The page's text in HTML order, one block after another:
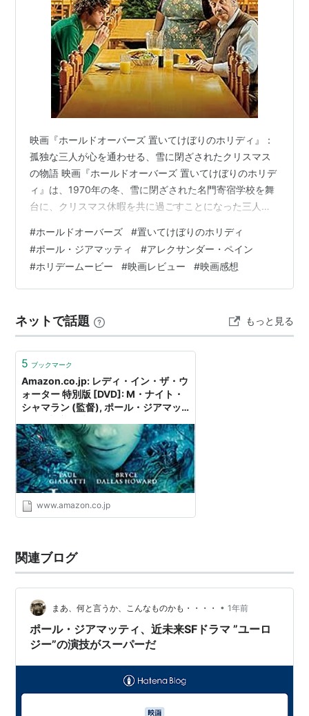
コングレス未来学会議（2013） 出演
パークランド ケネディ暗殺、真実の4日間（2013）
出演
ウォルト・ディズニーの約束（2013） 出演
ロック・オブ・エイジズ （2012） 出演
コズモポリス（2012） 出演
スーパー・チューズデー 〜正義を売った日〜
（2011） 出演
ハングオーバー!! 史上最悪の二日酔い、国境を越える
（2011） 出演
終着駅 トルストイ最後の旅 （2009） 出演
デュプリシティ 〜スパイは、スパイに嘘をつく〜
私がクマにキレた理由
（わけ）（2007） 出演
シューテム・アップ（2007） 出演
（2006） 出演
レディ・イン・ザ・ウォーター（2006） 出演
アントブリー（2006）※声の出演
シンデレラマン
ロボッツ（2005） 出演
サイドウェイ（2004） 出演
アメリカン・スプレンダー（2003） 出演
コンフィデンス（2003） 出演
ペイチェック 消された記憶（2003） 出演
ビッグ・ライアー
ストーリーテリング（2001） 出演
PLANET OF THE APES 猿の惑星
デュエット
（2000） 出演
ビッグ・ママス・ハウス（2000） 出演
マン・オン・ザ・ムーン（1999） 出演
[[トゥルーマン・ショー（1998） 出演
映画『ホールドオーバーズ 置いてけぼりのホリディ』：
孤独な三人が心を通わせる、雪に閉ざされたクリスマス
の物語 映画『ホールドオーバーズ 置いてけぼりのホリデ
ィ』は、1970年の冬、雪に閉ざされた名門寄宿学校を舞
台に、クリスマス休暇を共に過ごすことになった三人の
レクサンダー・ペイン。彼は『サイドウェイ』や『ネブ
ラスカ ふたつの心をつなぐ旅』など、ユーモアとペーソ
スをもって人間の不器用さや孤独を描き出す名手です。
この作品で描かれるのは、生徒から嫌われる厳格な古代
な生徒アンガス、そしてベトナム戦争で息…
#ホールドオーバーズ #置いてけぼりのホリディ
#ポール・ジアマッティ #アレクサンダー・ペイン
#ホリデームービー #映画レビュー #映画感想
ネットで話題 もっと見る
5 ブックマーク
Amazon.co.jp: レディ・イン・ザ・ウ
ォーター 特別版 [DVD]: M・ナイト・
シャマラン (監督), ポール・ジアマッ
ード (出演), ジェフリー・ライト (出
演), ボブ・バラバン (出演), M・ナイ
ト・シャマラン (脚本), ポール・ジア
マッティ (Unknown): DVD
www.amazon.co.jp
関連ブログ
まあ、何と言うか、こんなものかも・・・・ • 1年前
ポール・ジアマッティ、近未来SFドラマ ”ユーロ
ジー”の演技がスーパーだ